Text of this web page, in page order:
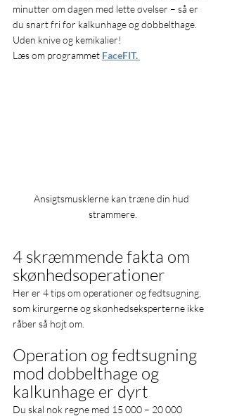
minutter om dagen med lette øvelser – så er
du snart fri for kalkunhage og dobbelthage.
Uden knive og kemikalier!
Læs om programmet FaceFIT.
Ansigtsmusklerne kan træne din hud
strammere.
4 skræmmende fakta om
skønhedsoperationer
Her er 4 tips om operationer og fedtsugning,
som kirurgerne og skønhedseksperterne ikke
råber så højt om.
Operation og fedtsugning
mod dobbelthage og
kalkunhage er dyrt
Du skal nok regne med 15 000 – 20 000